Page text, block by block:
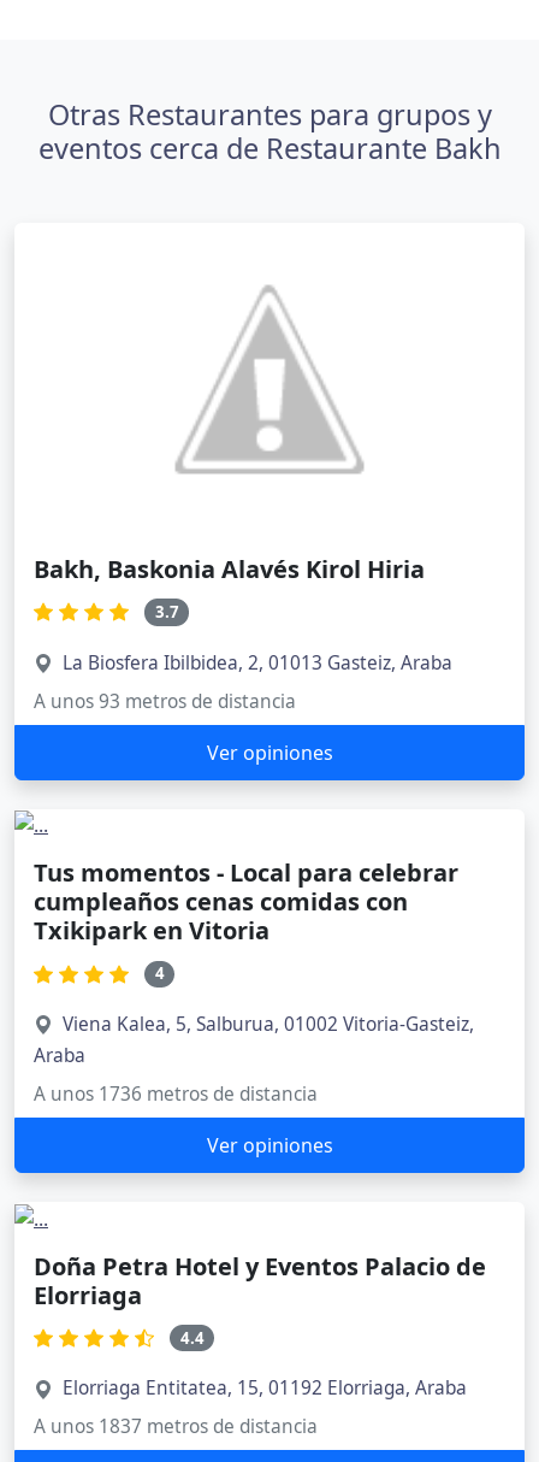
Otras Restaurantes para grupos y
eventos cerca de Restaurante Bakh
Bakh, Baskonia Alavés Kirol Hiria
3.7
La Biosfera Ibilbidea, 2, 01013 Gasteiz, Araba
A unos 93 metros de distancia
Ver opiniones
Tus momentos - Local para celebrar
cumpleaños cenas comidas con
Txikipark en Vitoria
4
Viena Kalea, 5, Salburua, 01002 Vitoria-Gasteiz,
Araba
A unos 1736 metros de distancia
Ver opiniones
Doña Petra Hotel y Eventos Palacio de
Elorriaga
4.4
Elorriaga Entitatea, 15, 01192 Elorriaga, Araba
A unos 1837 metros de distancia